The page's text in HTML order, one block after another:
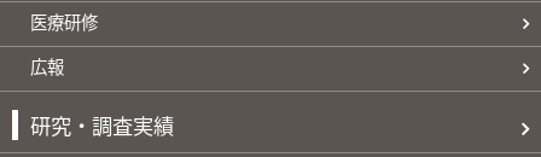
医療研修
広報
研究・調査実績